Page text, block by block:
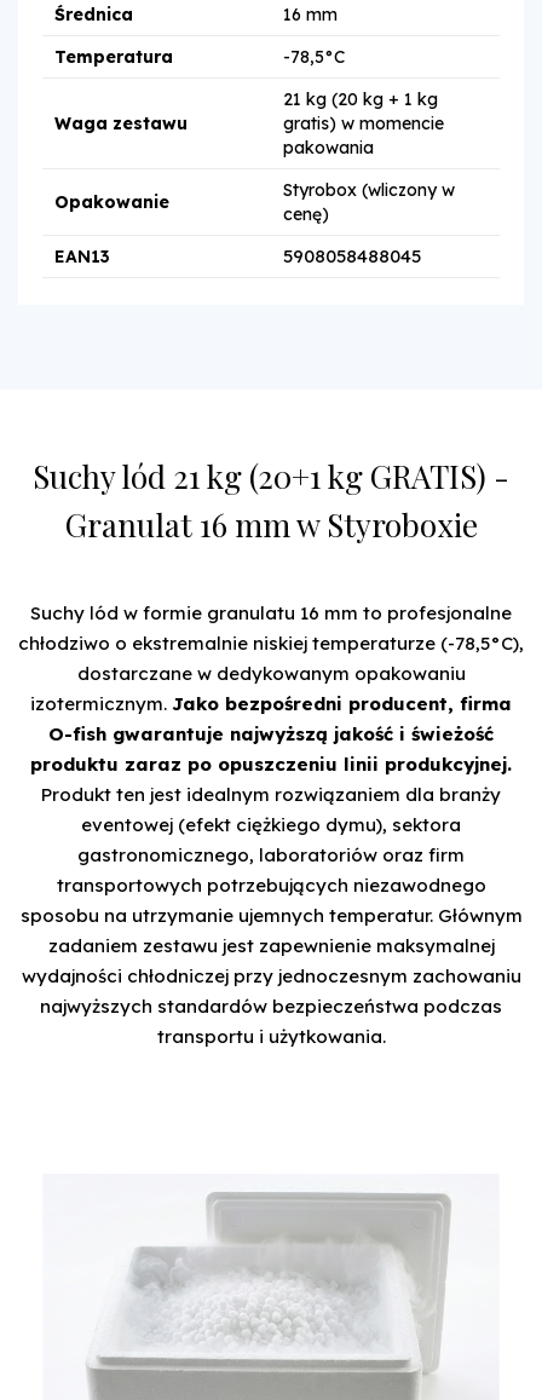
Średnica
16 mm
Temperatura
-78,5°C
Waga zestawu
21 kg (20 kg + 1 kg
gratis) w momencie
pakowania
Opakowanie
Styrobox (wliczony w
cenę)
EAN13
5908058488045
Suchy lód 21 kg (20+1 kg GRATIS) -
Granulat 16 mm w Styroboxie
Suchy lód w formie granulatu 16 mm to profesjonalne
chłodziwo o ekstremalnie niskiej temperaturze (-78,5°C),
dostarczane w dedykowanym opakowaniu
izotermicznym. Jako bezpośredni producent, firma
O-fish gwarantuje najwyższą jakość i świeżość
produktu zaraz po opuszczeniu linii produkcyjnej.
Produkt ten jest idealnym rozwiązaniem dla branży
eventowej (efekt ciężkiego dymu), sektora
gastronomicznego, laboratoriów oraz firm
transportowych potrzebujących niezawodnego
sposobu na utrzymanie ujemnych temperatur. Głównym
zadaniem zestawu jest zapewnienie maksymalnej
wydajności chłodniczej przy jednoczesnym zachowaniu
najwyższych standardów bezpieczeństwa podczas
transportu i użytkowania.